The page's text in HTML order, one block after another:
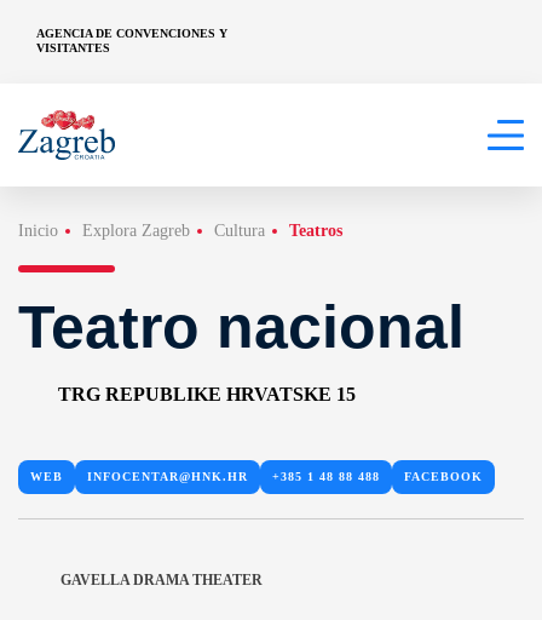
AGENCIA DE CONVENCIONES Y
VISITANTES
Inicio Explora Zagreb Cultura Teatros
Teatro nacional
TRG REPUBLIKE HRVATSKE 15
WEB INFOCENTAR@HNK.HR +385 1 48 88 488 FACEBOOK
GAVELLA DRAMA THEATER